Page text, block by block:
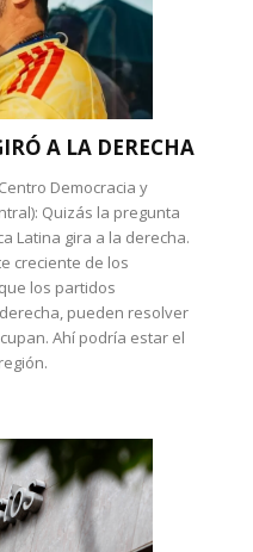
A LA DERECHA
Democracia y
Quizás la pregunta
Latina gira a la derecha.
creciente de los
los partidos
pueden resolver
Ahí podría estar el